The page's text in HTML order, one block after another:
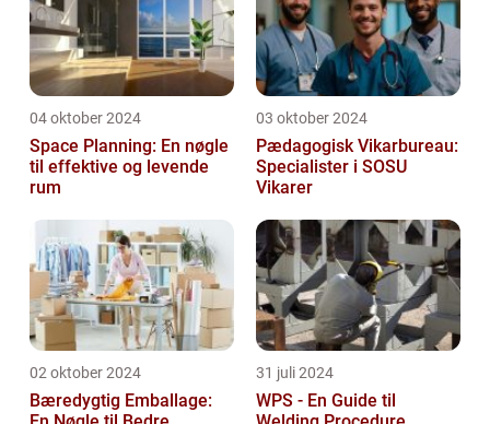
04 oktober 2024
Space Planning: En nøgle
til effektive og levende
rum
03 oktober 2024
Pædagogisk Vikarbureau:
Specialister i SOSU
Vikarer
02 oktober 2024
Bæredygtig Emballage:
31 juli 2024
WPS - En Guide til